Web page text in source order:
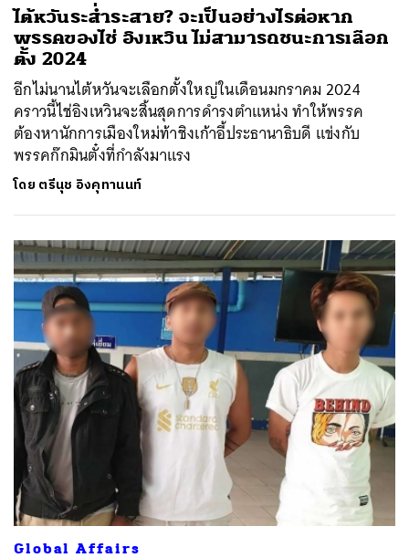
ไต้หวันระส่ำระสาย? จะเป็นอย่างไรต่อหาก
พรรคของไช่ อิงเหวิน ไม่สามารถชนะการเลือก
ตั้ง 2024
อีกไม่นานไต้หวันจะเลือกตั้งใหญ่ในเดือนมกราคม 2024
คราวนี้ไช่อิงเหวินจะสิ้นสุดการดำรงตำแหน่ง ทำให้พรรค
ต้องหานักการเมืองใหม่ท้าชิงเก้าอี้ประธานาธิบดี แข่งกับ
พรรคก๊กมินตั๋งที่กำลังมาแรง
โดย ตรีนุช อิงคุทานนท์
Global Affairs